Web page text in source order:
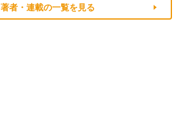
著者・連載の一覧を見る